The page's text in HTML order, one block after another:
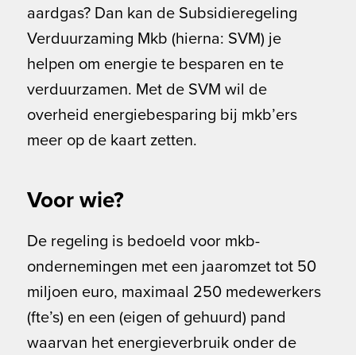
aardgas? Dan kan de Subsidieregeling
Verduurzaming Mkb (hierna: SVM) je
helpen om energie te besparen en te
verduurzamen. Met de SVM wil de
overheid energiebesparing bij mkb’ers
meer op de kaart zetten.
Voor wie?
De regeling is bedoeld voor mkb-
ondernemingen met een jaaromzet tot 50
miljoen euro, maximaal 250 medewerkers
(fte’s) en een (eigen of gehuurd) pand
waarvan het energieverbruik onder de